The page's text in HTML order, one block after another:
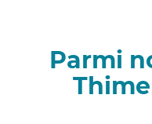
Parmi